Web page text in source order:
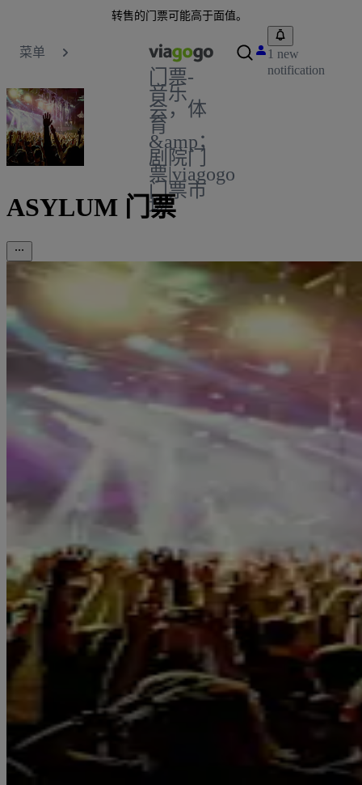
转售的门票可能高于面值。
菜单
门票-
音乐
会，体
育
&amp；
剧院门
票|viagogo
门票市
场
1 new
notification
ASYLUM 门票